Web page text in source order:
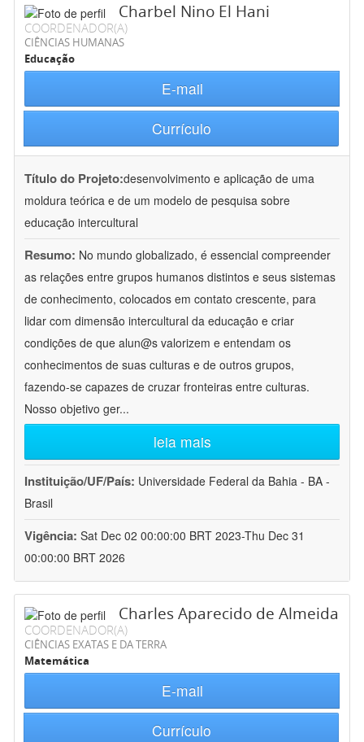
Charbel Nino El Hani
COORDENADOR(A)
CIÊNCIAS HUMANAS
Educação
E-mail
Currículo
Título do Projeto:desenvolvimento e aplicação de uma
moldura teórica e de um modelo de pesquisa sobre
educação intercultural
Resumo: No mundo globalizado, é essencial compreender
as relações entre grupos humanos distintos e seus sistemas
de conhecimento, colocados em contato crescente, para
lidar com dimensão intercultural da educação e criar
condições de que alun@s valorizem e entendam os
conhecimentos de suas culturas e de outros grupos,
fazendo-se capazes de cruzar fronteiras entre culturas.
Nosso objetivo ger...
leia mais
Instituição/UF/País: Universidade Federal da Bahia - BA -
Brasil
Vigência: Sat Dec 02 00:00:00 BRT 2023-Thu Dec 31
00:00:00 BRT 2026
Charles Aparecido de Almeida
COORDENADOR(A)
CIÊNCIAS EXATAS E DA TERRA
Matemática
E-mail
Currículo